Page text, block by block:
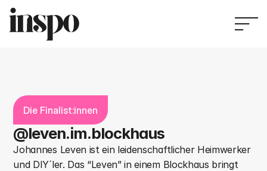
Die Finalist:innen
@leven.im.blockhaus
Johannes Leven ist ein leidenschaftlicher Heimwerker
und DIY´ler. Das “Leven” in einem Blockhaus bringt